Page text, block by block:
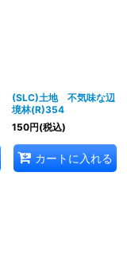
(SLC)土地 不気味な辺
境林(R)354
150円(税込)
カートに入れる